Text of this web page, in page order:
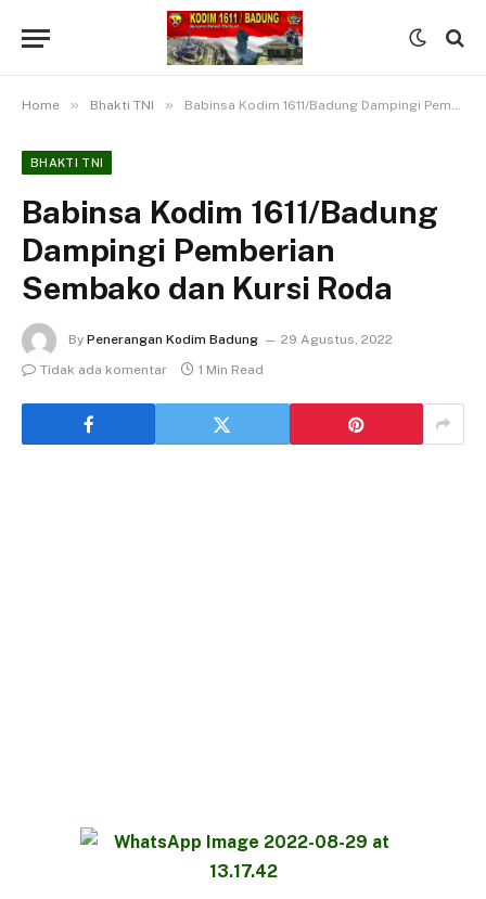
Home » Bhakti TNI » Babinsa Kodim 1611/Badung Dampingi Pemberian Sembako dan Kursi Roda
BHAKTI TNI
Babinsa Kodim 1611/Badung
Dampingi Pemberian
Sembako dan Kursi Roda
By Penerangan Kodim Badung
29 Agustus, 2022
Tidak ada komentar
1 Min Read